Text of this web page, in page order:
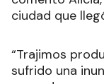
ciudad que
“Trajimos
sufrido una